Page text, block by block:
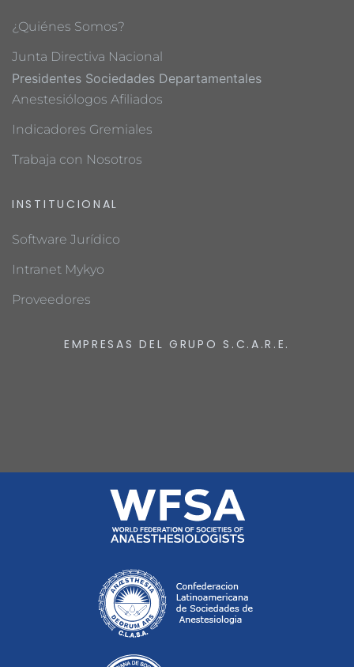
¿Quiénes Somos?
Junta Directiva Nacional
Presidentes Sociedades Departamentales
Anestesiólogos Afiliados
Indicadores Gremiales
Trabaja con Nosotros
INSTITUCIONAL
Software Jurídico
Intranet Mykyo
Proveedores
EMPRESAS DEL GRUPO S.C.A.R.E.